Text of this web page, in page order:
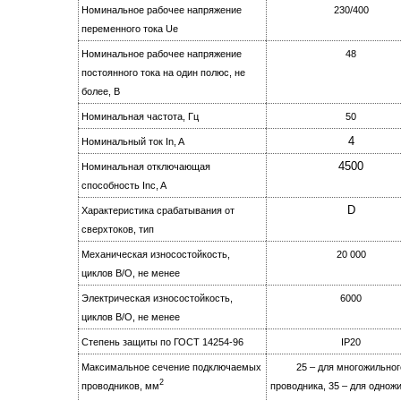
Номинальное рабочее напряжение
переменного тока Ue
230/400
Номинальное рабочее напряжение
постоянного тока на oдин полюс, не
более, B
48
Номинальная частота, Гц 50
Номинальный ток In, A 4
Номинальная отключающая
способность Inc, A
4500
Характеристика срабатывания от
сверхтоков, тип
D
Механическая износостойкость,
циклов B/О, не менее
20 000
Электрическая изноcoстойкость,
циклов B/О, не менее
6000
Степень защиты по ГОСТ 14254-96 IР20
Максимальное сечение подключаемых
проводников, мм2
25 – для
проводника, 35 – для